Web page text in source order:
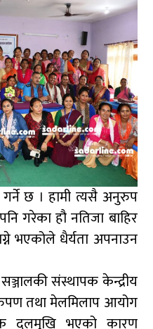
गर्ने छ । हामी त्यसै अनुरुप
गरेका हौ नतिजा बाहिर
भएकोले धैर्यता अपनाउन
संस्थापक केन्द्रीय
तथा मेलमिलाप आयोग
दलमुखि भएको कारण